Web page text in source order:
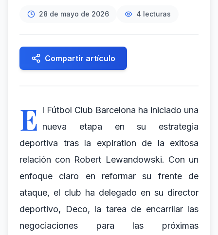
28 de mayo de 2026 4 lecturas
Compartir artículo
E l Fútbol Club Barcelona ha iniciado una
nueva etapa en su estrategia
deportiva tras la expiration de la exitosa
relación con Robert Lewandowski. Con un
enfoque claro en reformar su frente de
ataque, el club ha delegado en su director
deportivo, Deco, la tarea de encarrilar las
negociaciones para las próximas